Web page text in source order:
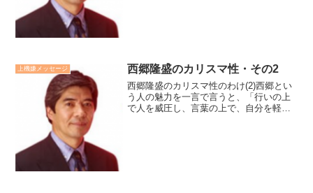
上機嫌メッセージ 西郷隆盛のカリスマ性・その2
西郷隆盛のカリスマ性のわけ(2)西郷とい
う人の魅力を一言で言うと、「行いの上
で人を威圧し、言葉の上で、自分を軽ん